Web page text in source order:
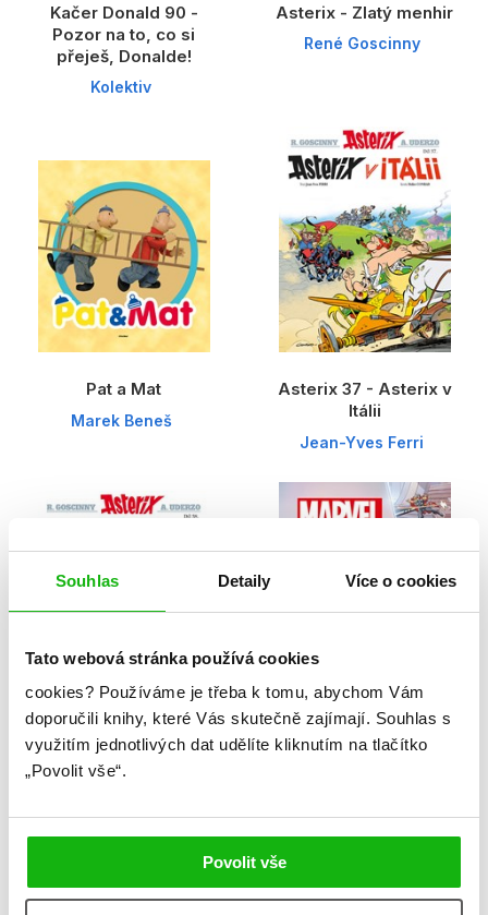
Souhlas Detaily Více o cookies
Tato webová stránka používá cookies
cookies? Používáme je třeba k tomu, abychom Vám
doporučili knihy, které Vás skutečně zajímají. Souhlas s
využitím jednotlivých dat udělíte kliknutím na tlačítko
„Povolit vše“.
Povolit vše
Kačer Donald 90 -
Pozor na to, co si
přeješ, Donalde!
Kolektiv
Asterix - Zlatý menhir
René Goscinny
Pat a Mat
Marek Beneš
Asterix 37 - Asterix v
Itálii
Jean-Yves Ferri
Asterix 38 -
Vercingetorixova
Marvel - Platinová